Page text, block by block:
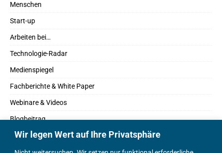
Wir legen Wert auf Ihre Privatsphäre
Menschen
Start-up
Arbeiten bei…
Technologie-Radar
Medienspiegel
Fachberichte & White Paper
Webinare & Videos
Blogbeitrag
Fachbücher